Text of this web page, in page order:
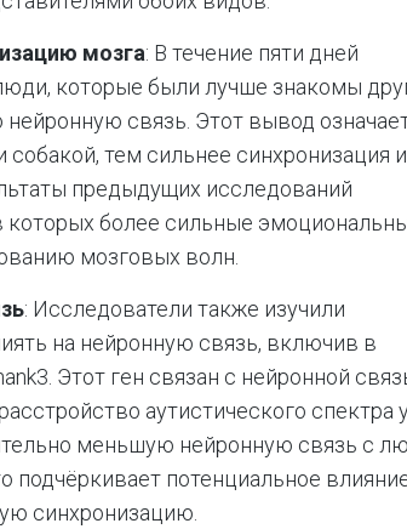
мозга: В течение пяти дней
которые были лучше знакомы
связь. Этот вывод
тем сильнее синхронизация
предыдущих исследований
которых более сильные
мозговых волн.
: Исследователи также изучили
на нейронную связь, включив в
Этот ген связан с нейронной
аутистического спектра
меньшую нейронную связь с
подчёркивает потенциальное
синхронизацию.